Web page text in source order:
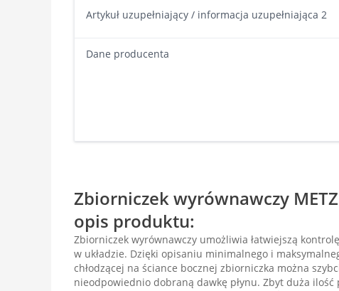
Artykuł uzupełniający / informacja uzupełniająca 2
Dane producenta
Zbiorniczek wyrównawczy
opis produktu:
Zbiorniczek wyrównawczy umożliwia łatwiejszą
w układzie. Dzięki opisaniu minimalnego i
chłodzącej na ściance bocznej zbiorniczka można
nieodpowiednio dobraną dawkę płynu. Zbyt duża ilość